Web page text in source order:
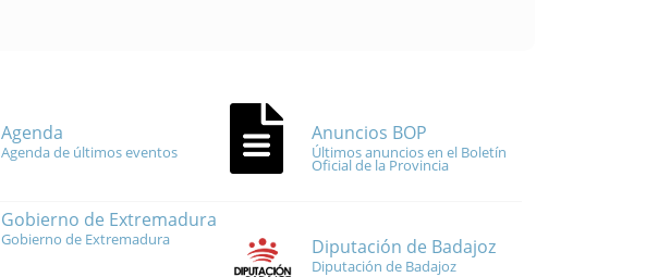
Agenda
Agenda de últimos eventos
Anuncios BOP
Últimos anuncios en el Boletín
Oficial de la Provincia
Gobierno de Extremadura
Gobierno de Extremadura Diputación de Badajoz
Diputación de Badajoz